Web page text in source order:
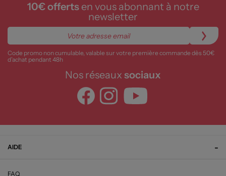
10€ offertsen vous abonnant à notre
newsletter
Code promo non cumulable, valable sur votre première commande dès 50€
d’achat pendant 48h
Nos réseaux sociaux
AIDE
FAQ